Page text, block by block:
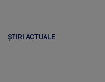
ȘTIRI ACTUALE